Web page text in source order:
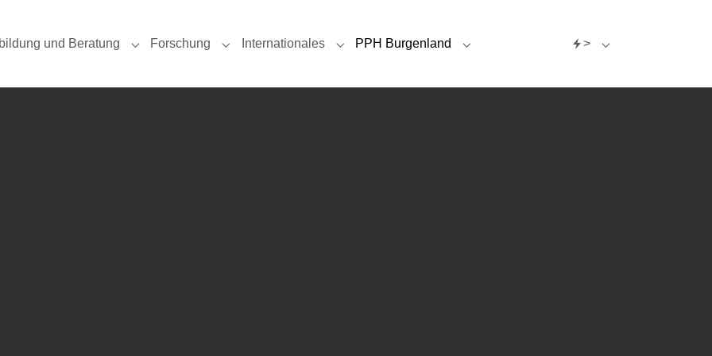
for "Studium"
und Beratung
Submenu for "Fortbildung und Beratung"
Forschung
Submenu for "Forschung"
Internationales
Submenu for "Internationales"
PPH Burgenland
Submenu for "PPH Burgenland"
>
Submenu for ">"